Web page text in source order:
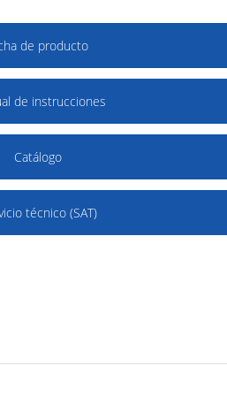
de producto
de instrucciones
Catálogo
técnico (SAT)